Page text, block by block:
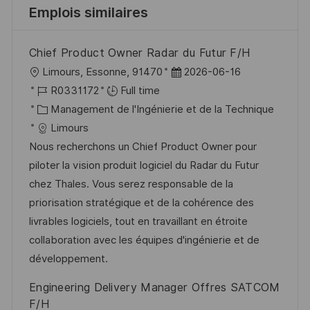
Emplois similaires
Chief Product Owner Radar du Futur F/H
o
c
a
l
i
s
a
t
i
o
Limours, Essonne, 91470
D
t
d
’
a
f
f
i
a
2026-06-16
R
é
f
é
r
e
n
c
e
d
p
R0331172
Full time
C
a
t
é
g
o
r
i
e
Management de l'Ingénierie et de la Technique
Limours
Nous recherchons un Chief Product Owner pour
piloter la vision produit logiciel du Radar du Futur
chez Thales. Vous serez responsable de la
priorisation stratégique et de la cohérence des
livrables logiciels, tout en travaillant en étroite
collaboration avec les équipes d'ingénierie et de
développement.
Engineering Delivery Manager Offres SATCOM
F/H